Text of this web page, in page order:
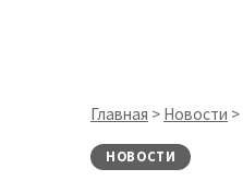
Главная > Новости >
НОВОСТИ